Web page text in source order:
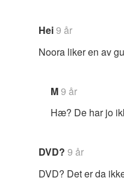
Hei9 år
Noora liker en av
M9 år
Hæ? De har jo
DVD? 9 år
DVD? Det er da